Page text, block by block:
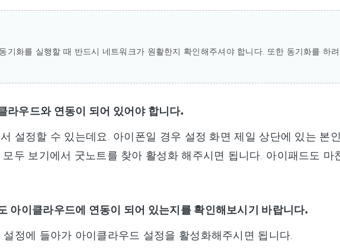
기화를 실행할 때 반드시 네트워크가 원활한지 확인해주셔야 합니다. 또한 동기화를 하
라우드와 연동이 되어 있어야 합니다.
설정할 수 있는데요. 아이폰일 경우 설정 화면 제일 상단에 있는 본
두 보기에서 굿노트를 찾아 활성화 해주시면 됩니다. 아이패드도 마
아이클라우드에 연동이 되어 있는지를 확인해보시기 바랍니다.
정에 들아가 아이클라우드 설정을 활성화해주시면 됩니다.